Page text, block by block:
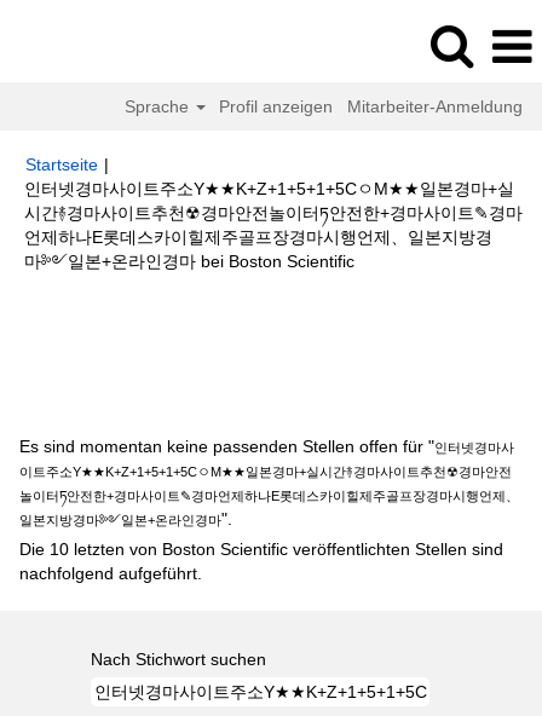
Sprache Profil anzeigen Mitarbeiter-Anmeldung
Startseite |
인터넷경마사이트주소Y★★K+Z+1+5+1+5CㅇM★★일본경마+실
시간࿈경마사이트추천☢경마안전놀이터ཏ안전한+경마사이트✎경마
언제하나E롯데스카이힐제주골프장경마시행언제、일본지방경
마༻일본+온라인경마 bei Boston Scientific(aktuelle
Es sind momentan keine passenden Stellen offen für "인터넷경마사
이트주소Y★★K+Z+1+5+1+5CㅇM★★일본경마+실시간࿈경마사이트추천☢경마안전
놀이터ཏ안전한+경마사이트✎경마언제하나E롯데스카이힐제주골프장경마시행언제、
일본지방경마༻일본+온라인경마".
Die 10 letzten von Boston Scientific veröffentlichten Stellen sind
nachfolgend aufgeführt.
Nach Stichwort suchen